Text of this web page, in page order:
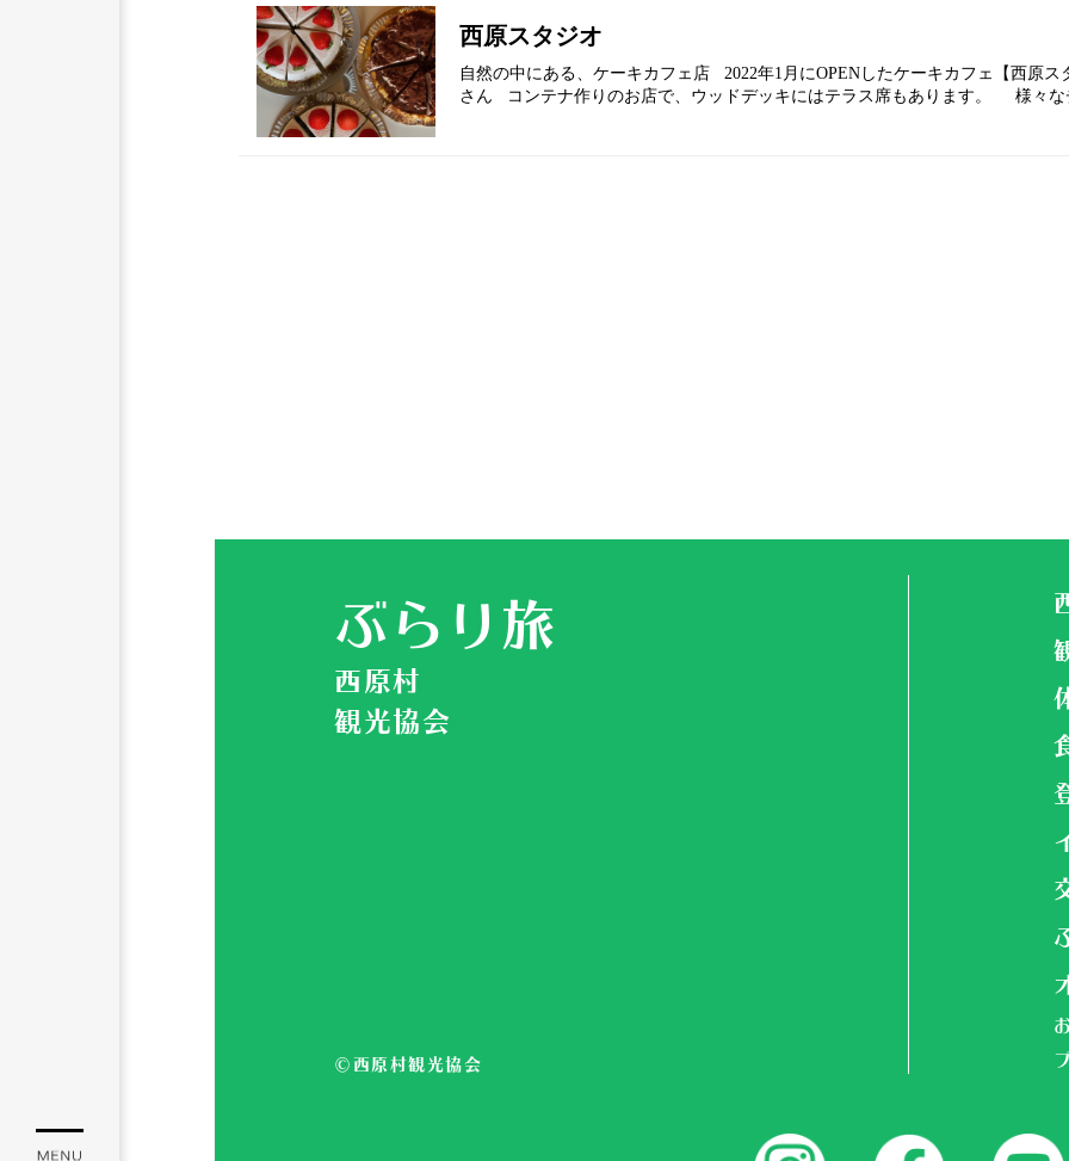
西原スタジオ
自然の中にある、ケーキカフェ店 2022年1月にOPENしたケーキカフェ【西原ス
さん コンテナ作りのお店で、ウッドデッキにはテラス席もあります。 様々
ぶらり旅
西原村
観光協会
©西原村観光協会